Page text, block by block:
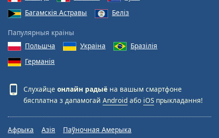
Багамскія Астравы
Беліз
Папулярныя краіны
Польшча
Украіна
Бразілія
Германія
Слухайце онлайн радыё на вашым смартфоне
бясплатна з дапамогай Android або iOS прыкладання!
Афрыка Азія
Паўночная Амерыка